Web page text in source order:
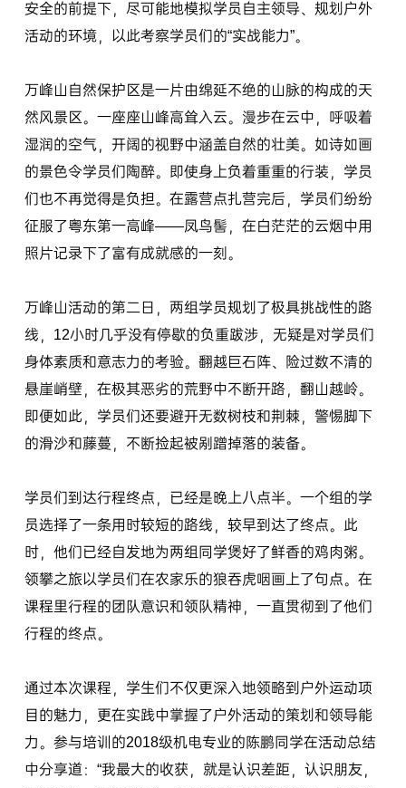
安全的前提下，尽可能地模拟学员自主领导、规划户外
活动的环境，以此考察学员们的“实战能力”。
万峰山自然保护区是一片由绵延不绝的山脉的构成的天
然风景区。一座座山峰高耸入云。漫步在云中，呼吸着
湿润的空气，开阔的视野中涵盖自然的壮美。如诗如画
的景色令学员们陶醉。即使身上负着重重的行装，学员
们也不再觉得是负担。在露营点扎营完后，学员们纷纷
征服了粤东第一高峰——凤鸟髻，在白茫茫的云烟中用
照片记录下了富有成就感的一刻。
万峰山活动的第二日，两组学员规划了极具挑战性的路
线，12小时几乎没有停歇的负重跋涉，无疑是对学员们
身体素质和意志力的考验。翻越巨石阵、险过数不清的
悬崖峭壁，在极其恶劣的荒野中不断开路，翻山越岭。
即便如此，学员们还要避开无数树枝和荆棘，警惕脚下
的滑沙和藤蔓，不断捡起被剐蹭掉落的装备。
学员们到达行程终点，已经是晚上八点半。一个组的学
员选择了一条用时较短的路线，较早到达了终点。此
时，他们已经自发地为两组同学煲好了鲜香的鸡肉粥。
领攀之旅以学员们在农家乐的狼吞虎咽画上了句点。在
课程里行程的团队意识和领队精神，一直贯彻到了他们
行程的终点。
通过本次课程，学生们不仅更深入地领略到户外运动项
目的魅力，更在实践中掌握了户外活动的策划和领导能
力。参与培训的2018级机电专业的陈鹏同学在活动总结
中分享道：“我最大的收获，就是认识差距，认识朋友，